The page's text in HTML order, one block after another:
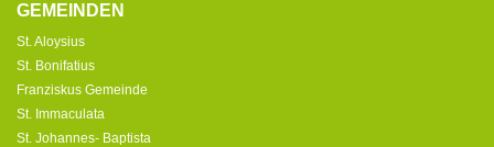
GEMEINDEN
St. Aloysius
St. Bonifatius
Franziskus Gemeinde
St. Immaculata
St. Johannes- Baptista